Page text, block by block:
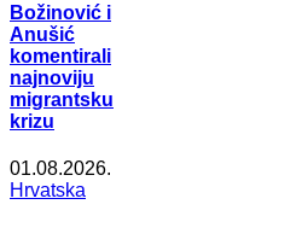
Božinović i
Anušić
komentirali
najnoviju
migrantsku
krizu
01.08.2026.
Hrvatska